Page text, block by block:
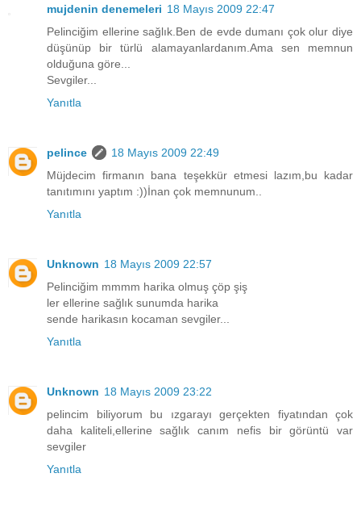
mujdenin denemeleri 18 Mayıs 2009 22:47
Pelinciğim ellerine sağlık.Ben de evde dumanı çok olur diye
düşünüp bir türlü alamayanlardanım.Ama sen memnun
olduğuna göre...
Sevgiler...
Yanıtla
pelince
18 Mayıs 2009 22:49
Müjdecim firmanın bana teşekkür etmesi lazım,bu kadar
tanıtımını yaptım :))İnan çok memnunum..
Yanıtla
Unknown 18 Mayıs 2009 22:57
Pelinciğim mmmm harika olmuş çöp şiş
ler ellerine sağlık sunumda harika
sende harikasın kocaman sevgiler...
Yanıtla
Unknown 18 Mayıs 2009 23:22
pelincim biliyorum bu ızgarayı gerçekten fiyatından çok
daha kaliteli,ellerine sağlık canım nefis bir görüntü var
sevgiler
Yanıtla